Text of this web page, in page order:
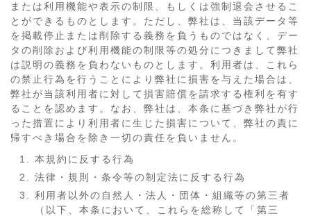
または利用機能や表示の制限、もしくは強制退会させるこ
とができるものとします。ただし、弊社は、当該データ等
を掲載停止または削除する義務を負うものではなく、デー
タの削除および利用機能の制限等の処分につきまして弊社
は説明の義務を負わないものとします。利用者は、これら
の禁止行為を行うことにより弊社に損害を与えた場合は、
弊社が当該利用者に対して損害賠償を請求する権利を有す
ることを認めます。なお、弊社は、本条に基づき弊社が行
った措置により利用者に生じた損害について、弊社の責に
帰すべき場合を除き一切の責任を負いません。
本規約に反する行為
法律・規則・条令等の制定法に反する行為
利用者以外の自然人・法人・団体・組織等の第三者
（以下、本条において、これらを総称して「第三